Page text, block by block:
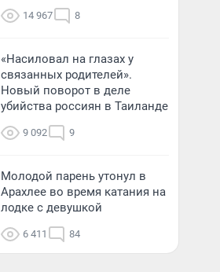
14 967 8
«Насиловал на глазах у
связанных родителей».
Новый поворот в деле
убийства россиян в Таиланде
9 092 9
Молодой парень утонул в
Арахлее во время катания на
лодке с девушкой
6 411 84